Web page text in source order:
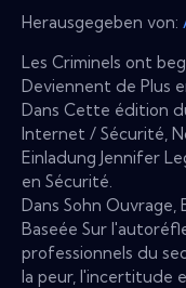
Herausgegeben von:
Les Criminels ont
Deviennent de Plus
Dans Cette édition
Internet / Sécurité,
Einladung Jennifer
en Sécurité.
Dans Sohn
Baseée Sur
professionnels du
la peur, l'incertitude